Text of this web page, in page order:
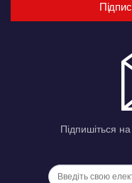
Підпишіться